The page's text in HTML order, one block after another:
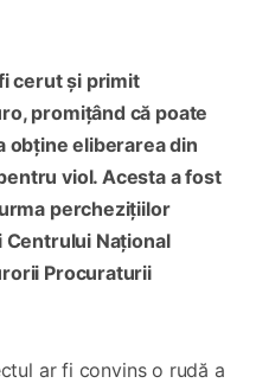
cerut și primit
promițând că poate
obține eliberarea din
viol. Acesta a fost
perchezițiilor
Național
Procuraturii
ar fi convins o rudă a